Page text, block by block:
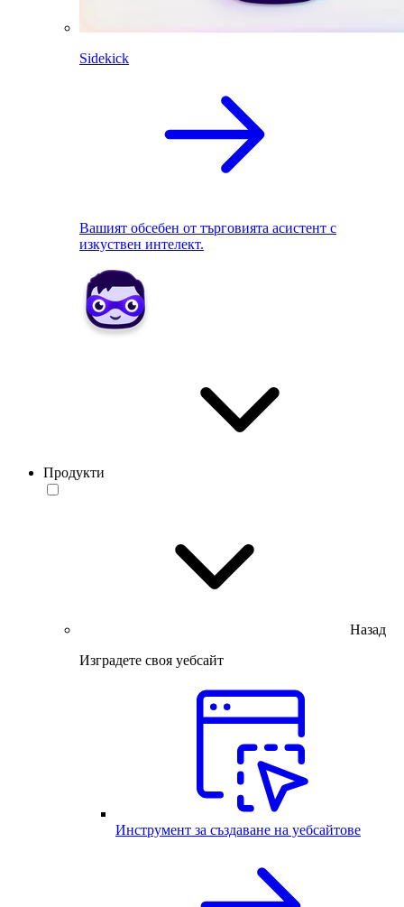
Sidekick
Вашият обсебен от търговията асистент с
изкуствен интелект.
Продукти
Назад
Изградете своя уебсайт
Инструмент за създаване на уебсайтове